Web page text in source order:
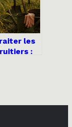
les
: